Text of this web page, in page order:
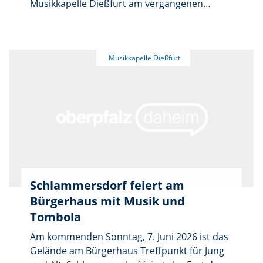
Musikkapelle Dießfurt am vergangenen
Musiker den beliebten Blasmusik-Montag und
Musikkapelle Dießfurt
Schlammersdorf feiert am
Bürgerhaus mit Musik und
Tombola
Am kommenden Sonntag, 7. Juni 2026 ist das
Gelände am Bürgerhaus Treffpunkt für Jung